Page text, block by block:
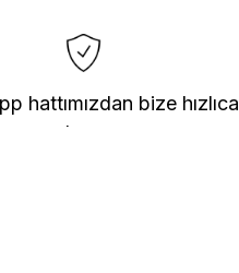
hattımızdan bize hızlıca
ulaşın.